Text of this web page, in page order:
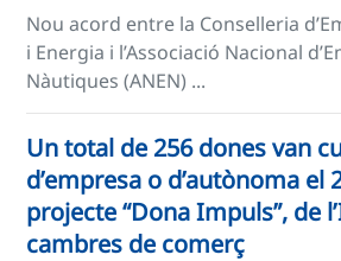
Nou acord entre la Conselleria
i Energia i l’Associació Nacional
Nàutiques (ANEN) ...
Un total de 256 dones van
d’empresa o d’autònoma el
projecte “Dona Impuls”, de
cambres de comerç